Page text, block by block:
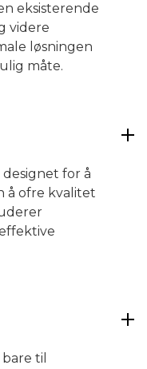
eksisterende
videre
løsningen
måte.
for å
å ofre kvalitet
til